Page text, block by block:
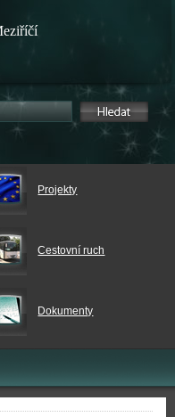
Projekty
Cestovní ruch
Dokumenty